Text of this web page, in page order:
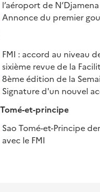
l’aéroport de N’Djamena
Annonce du premier
FMI : accord au niveau
sixième revue de la
8ème édition de la
Signature d'un nouvel
é-et-principe
Sao Tomé-et-Principe
avec le FMI